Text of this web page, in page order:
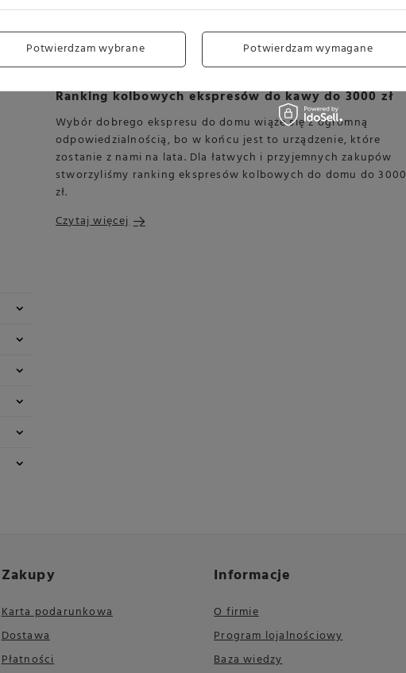
Ranking kolbowych ekspresów do kawy do 3000 zł
Wybór dobrego ekspresu do domu wiąże się z ogromną
odpowiedzialnością, bo w końcu jest to urządzenie, które
zostanie z nami na lata. Dla łatwych i przyjemnych zakupów
stworzyliśmy ranking ekspresów kolbowych do domu do 3000
zł.
Czytaj więcej
Zakupy
Karta podarunkowa
Dostawa
Płatności
Informacje
O firmie
Program lojalnościowy
Baza wiedzy
Potwierdzam wybrane Potwierdzam wymagane